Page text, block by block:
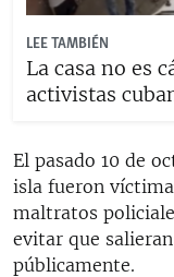
LEE TAMBIÉN
La casa no es
activistas
El pasado 10 de
isla fueron
maltratos
evitar que
públicamente.